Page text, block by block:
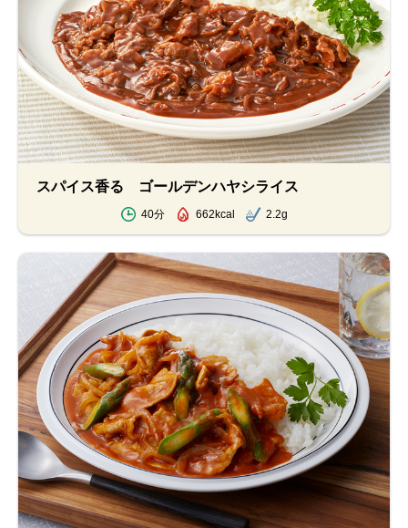
スパイス香る ゴールデンハヤシライス
40分 662kcal 2.2g